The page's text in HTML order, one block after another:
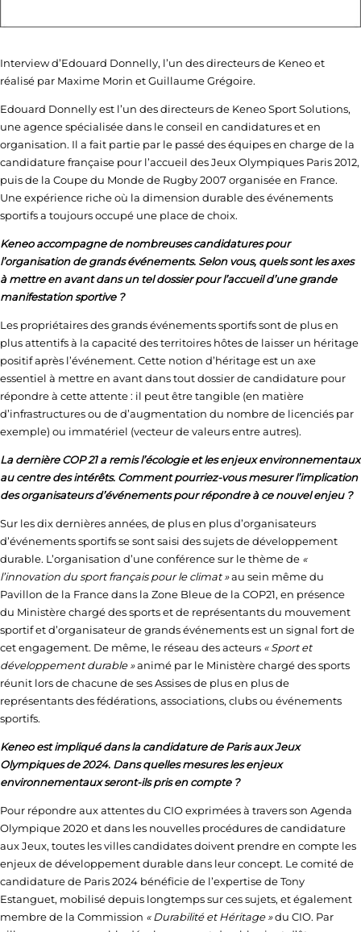
Interviewd’Edouard Donnelly, l’un des directeurs de Keneo et
réalisé par Maxime Morin et Guillaume Grégoire.
Edouard Donnelly est l’un des directeurs de Keneo Sport Solutions,
une agence spécialisée dans le conseil en candidatures et en
organisation. Il a fait partie par le passé des équipes en charge de la
candidature française pour l’accueil des Jeux Olympiques Paris 2012,
puis de la Coupe du Monde de Rugby 2007 organisée en France.
Une expérience riche où la dimension durable des événements
sportifs a toujours occupé une place de choix.
Keneo accompagne de nombreuses candidatures pour
l’organisation de grands événements. Selon vous, quels sont les axes
à mettre en avant dans un tel dossier pour l’accueil d’une grande
manifestation sportive ?
Les propriétaires des grands événements sportifs sont de plus en
plus attentifs à la capacité des territoires hôtes de laisser un héritage
positif après l’événement. Cette notion d’héritage est un axe
essentiel à mettre en avant dans tout dossier de candidature pour
répondre à cette attente : il peut être tangible (en matière
d’infrastructures ou de d’augmentation du nombre de licenciés par
exemple) ou immatériel (vecteur de valeurs entre autres).
La dernière COP 21 a remis l’écologie et les enjeux environnementaux
au centre des intérêts. Comment pourriez-vous mesurer l’implication
des organisateurs d’événements pour répondre à ce nouvel enjeu ?
Sur les dix dernières années, de plus en plus d’organisateurs
d’événements sportifs se sont saisi des sujets de développement
durable. L’organisation d’une conférence sur le thème de «
l’innovation du sport français pour le climat »au sein même du
Pavillon de la France dans la Zone Bleue de la COP21, en présence
du Ministère chargé des sports et de représentants du mouvement
sportif et d’organisateur de grands événements est un signal fort de
cet engagement. De même, le réseau des acteurs « Sport et
développement durable »animé par le Ministère chargé des sports
réunit lors de chacune de ses Assises de plus en plus de
représentants des fédérations, associations, clubs ou événements
sportifs.
Keneo est impliqué dans la candidature de Paris aux Jeux
Olympiques de 2024. Dans quelles mesures les enjeux
environnementaux seront-ils pris en compte ?
Pour répondre aux attentes du CIO exprimées à travers son Agenda
Olympique 2020 et dans les nouvelles procédures de candidature
aux Jeux, toutes les villes candidates doivent prendre en compte les
enjeux de développement durable dans leur concept. Le comité de
candidature de Paris 2024 bénéficie de l’expertise de Tony
Estanguet, mobilisé depuis longtemps sur ces sujets, et également
membre de la Commission « Durabilité et Héritage »du CIO. Par